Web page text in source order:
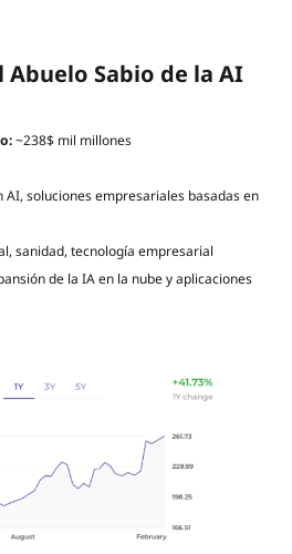
Abuelo Sabio de la AI
~238$ mil millones
AI, soluciones empresariales basadas en
sanidad, tecnología empresarial
de la IA en la nube y aplicaciones